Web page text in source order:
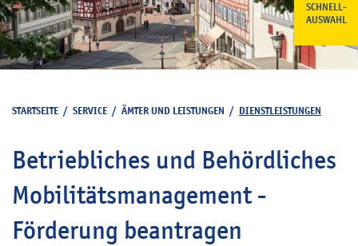
SCHNELL-
AUSWAHL
STARTSEITE / SERVICE / ÄMTER UND LEISTUNGEN / DIENSTLEISTUNGEN
Betriebliches und Behördliches
Mobilitätsmanagement -
Förderung beantragen